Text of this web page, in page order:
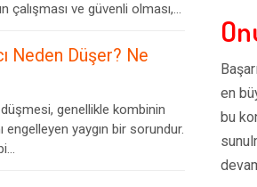
en
bu
çalışması ve güvenli olması,...
Neden Düşer? Ne
düşmesi, genellikle kombinin
engelleyen yaygın bir sorundur.